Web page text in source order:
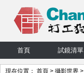
首頁 試鏡清單
現在位置： 首頁 > 攝影世界 >